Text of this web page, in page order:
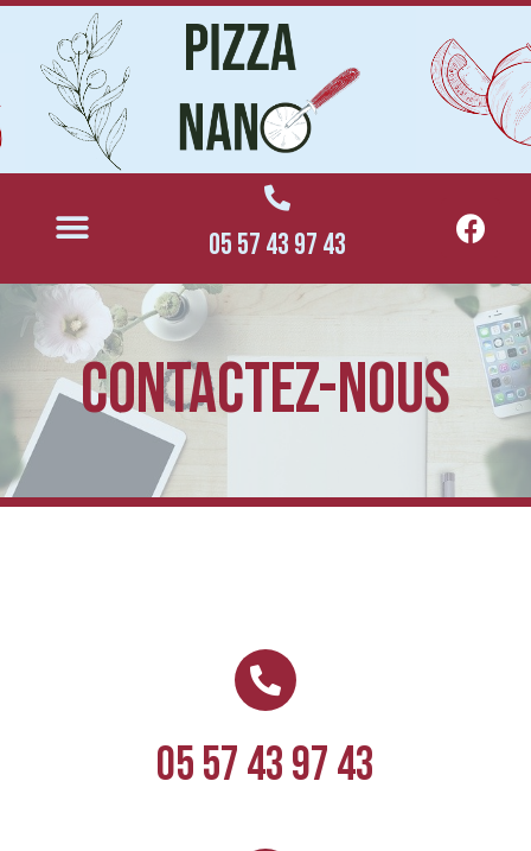
05 57 43 97 43
contactez-nous
05 57 43 97 43